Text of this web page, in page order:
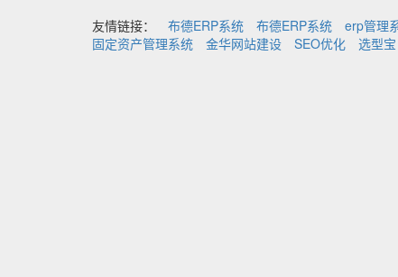
友情链接： 布德ERP系统 布德ERP系统 erp管理
固定资产管理系统
金华网站建设 SEO优化 选型宝